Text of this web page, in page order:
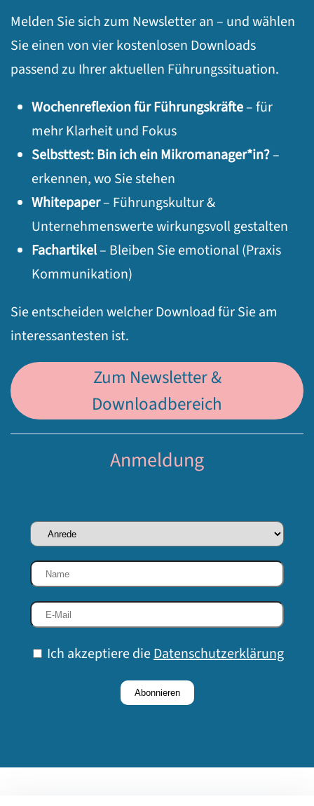
Melden Sie sich zum Newsletter an – und wählen
Sie einen von vier kostenlosen Downloads
passend zu Ihrer aktuellen Führungssituation.
Wochenreflexion für Führungskräfte– für
mehr Klarheit und Fokus
Selbsttest: Bin ich ein Mikromanager*in?–
erkennen, wo Sie stehen
Whitepaper– Führungskultur &
Unternehmenswerte wirkungsvoll gestalten
Fachartikel– Bleiben Sie emotional (Praxis
Kommunikation)
Sie entscheiden welcher Download für Sie am
interessantesten ist.
Zum Newsletter &
Downloadbereich
Anmeldung
Ich akzeptiere dieDatenschutzerklärung
Abonnieren